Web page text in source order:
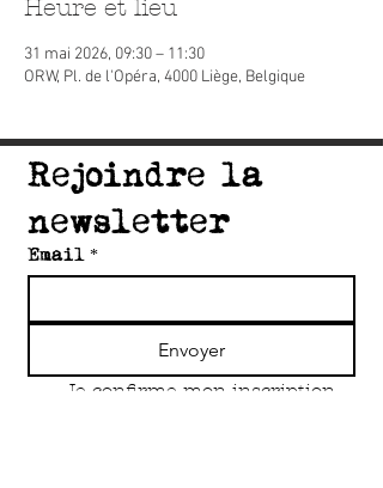
Heure et lieu
31 mai 2026, 09:30 – 11:30
ORW, Pl. de l'Opéra, 4000 Liège, Belgique
Rejoindre la
newsletter
Email *
Envoyer
Je confirme mon inscription